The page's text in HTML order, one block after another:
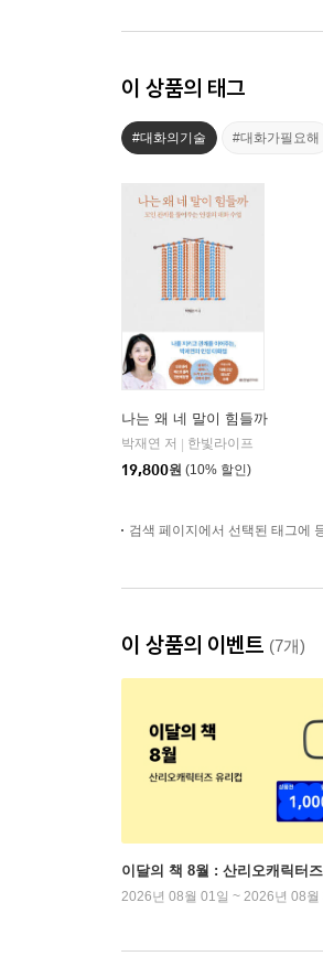
이 상품의 태그
#대화의기술 #대화가필요해
나는 왜 네 말이 힘들까
박재연 저
한빛라이프
19,800원 (10% 할인)
검색 페이지에서 선택된 태그에
이 상품의 이벤트 (7개)
이달의 책 8월 : 산리오캐릭터
2026년 08월 01일 ~ 2026년 08월